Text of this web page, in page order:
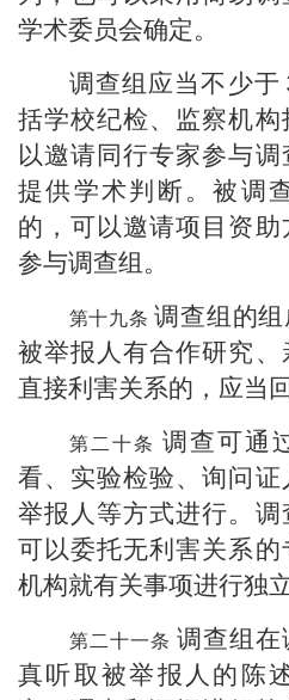
学术委员会确定。
调查组应当不少
括学校纪检、监察机
以邀请同行专家参与
提供学术判断。被调
的，可以邀请项目资
参与调查组。
调查组的
被举报人有合作研究
直接利害关系的，应当回
调查可通
看、实验检验、询问
举报人等方式进行。调
可以委托无利害关系
机构就有关事项进行独
调查组在
真听取被举报人的陈